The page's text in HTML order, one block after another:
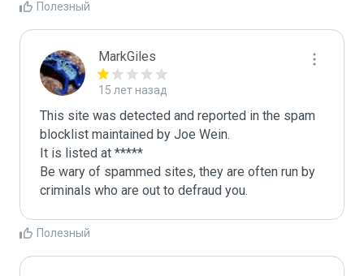
Полезный
MarkGiles
15 лет назад
This site was detected and reported in the spam
blocklist maintained by Joe Wein.
It is listed at *****
Be wary of spammed sites, they are often run by
criminals who are out to defraud you.
Полезный